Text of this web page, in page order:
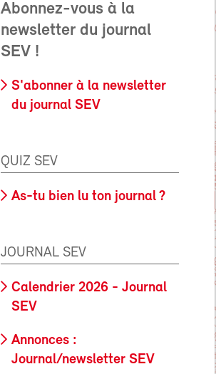
Abonnez-vous à la
newsletter du journal
SEV !
S'abonner à la newsletter
du journal SEV
QUIZ SEV
As-tu bien lu ton journal ?
JOURNAL SEV
Calendrier 2026 - Journal
SEV
Annonces :
Journal/newsletter SEV